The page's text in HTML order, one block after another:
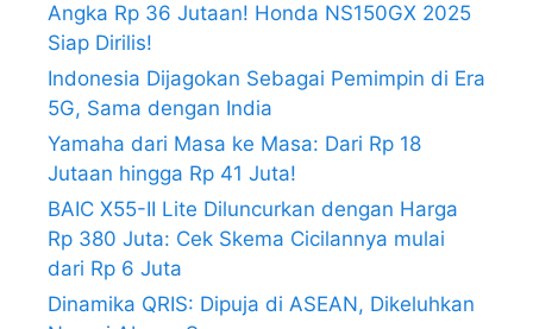
Angka Rp 36 Jutaan! Honda NS150GX 2025
Siap Dirilis!
Indonesia Dijagokan Sebagai Pemimpin di Era
5G, Sama dengan India
Yamaha dari Masa ke Masa: Dari Rp 18
Jutaan hingga Rp 41 Juta!
BAIC X55-II Lite Diluncurkan dengan Harga
Rp 380 Juta: Cek Skema Cicilannya mulai
dari Rp 6 Juta
Dinamika QRIS: Dipuja di ASEAN, Dikeluhkan